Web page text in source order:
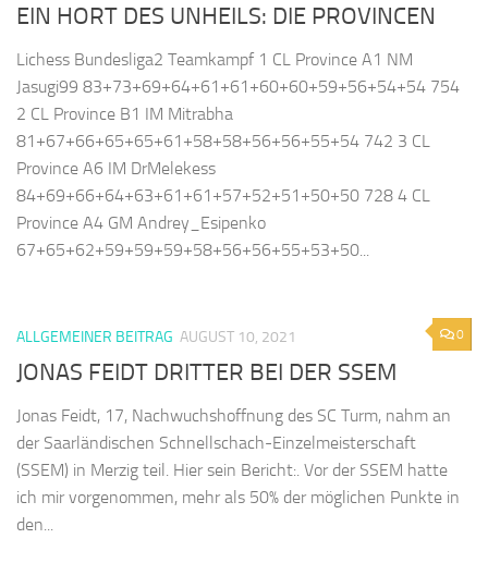
EIN HORT DES UNHEILS: DIE PROVINCEN
Lichess Bundesliga2 Teamkampf 1 CL Province A1 NM
Jasugi99 83+73+69+64+61+61+60+60+59+56+54+54 754
2 CL Province B1 IM Mitrabha
81+67+66+65+65+61+58+58+56+56+55+54 742 3 CL
Province A6 IM DrMelekess
84+69+66+64+63+61+61+57+52+51+50+50 728 4 CL
Province A4 GM Andrey_Esipenko
67+65+62+59+59+59+58+56+56+55+53+50...
0
ALLGEMEINER BEITRAG AUGUST 10, 2021
JONAS FEIDT DRITTER BEI DER SSEM
Jonas Feidt, 17, Nachwuchshoffnung des SC Turm, nahm an
der Saarländischen Schnellschach-Einzelmeisterschaft
(SSEM) in Merzig teil. Hier sein Bericht:. Vor der SSEM hatte
ich mir vorgenommen, mehr als 50% der möglichen Punkte in
den...